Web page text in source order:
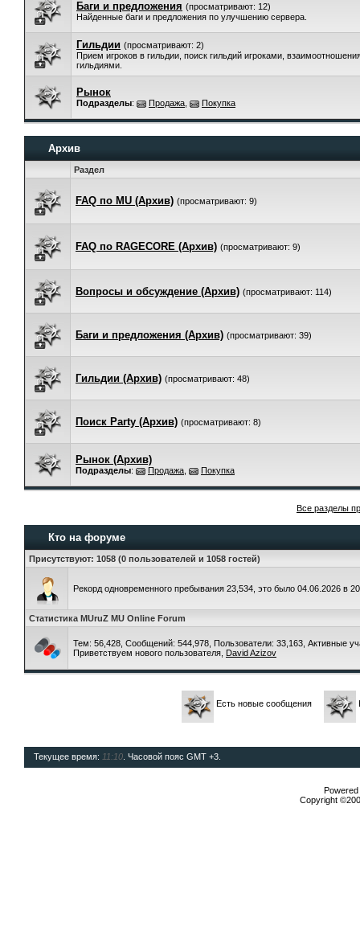
Баги и предложения (просматривают: 12)
Найденные баги и предложения по улучшению сервера.
Гильдии (просматривают: 2)
Прием игроков в гильдии, поиск гильдий игроками,
гильдиями.
Рынок
Подразделы: Продажа Покупка
Архив
Раздел
FAQ по MU (Архив) (просматривают: 9)
FAQ по RAGECORE (Архив) (просматривают: 9)
Вопросы и обсуждение (Архив) (просматривают: 114)
Баги и предложения (Архив) (просматривают: 39)
Гильдии (Архив) (просматривают: 48)
Поиск Party (Архив) (просматривают: 8)
Рынок (Архив)
Подразделы: Продажа Покупка
Все разделы
Кто на форуме
Присутствуют: 1058 (0 пользователей и 1058 гостей)
Рекорд одновременного пребывания 23,534, это было 04.06.2026 в
Статистика MUruZ MU Online Forum
Тем: 56,428, Сообщений: 544,978, Пользователи: 33,163, Активные
Приветствуем нового пользователя, David Azizov
Есть новые сообщения
Текущее время: 11:10 . Часовой пояс GMT +3.
Copyright